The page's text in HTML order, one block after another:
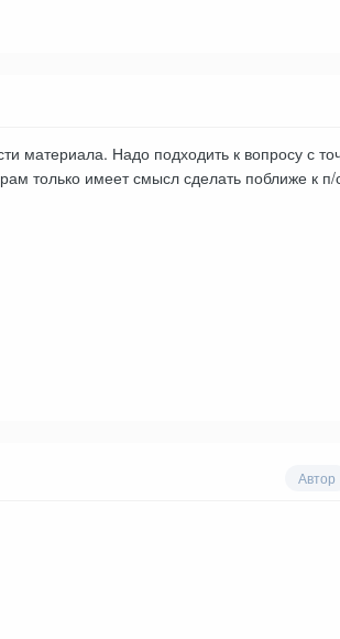
материала. Надо подходить к вопросу с
только имеет смысл сделать поближе к п/
Автор